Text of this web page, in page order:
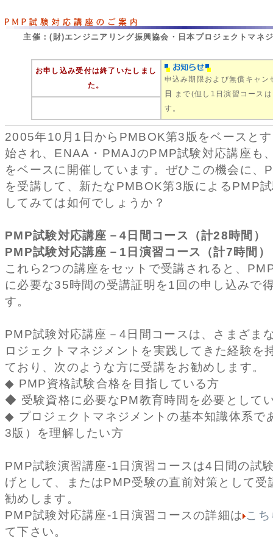
主催：(財)エンジニアリング振興協会・日本プロジェクトマネ
お申し込み受付は終了いたしまし
た。
申込み期限および無償キャ
日
まで(但し1日演習コース
す。
2005年10月1日からPMBOK第3版をベースと
始され、ENAA・PMAJのPMP試験対応講座も
をベースに開催しています。ぜひこの機会に、
を受講して、新たなPMBOK第3版によるPMP
してみては如何でしょうか？
PMP試験対応講座－4日間コース（計28時間）
PMP試験対応講座－1日演習コース（計7時間）
これら2つの講座をセットで受講されると、
に必要な35時間の受講証明を1回の申し込みで
す。
PMP試験対応講座－4日間コースは、さまざま
ロジェクトマネジメントを実践してきた経験を
ており、次のような方に受講をお勧めします。
◆ PMP資格試験合格を目指している方
◆ 受験資格に必要なPM教育時間を必要として
◆ プロジェクトマネジメントの基本知識体系で
3版）を理解したい方
PMP試験演習講座-1日演習コースは4日間の試
げとして、またはPMP受験の直前対策として受
勧めします。
PMP試験対応講座-1日演習コースの詳細は こ
て下さい。